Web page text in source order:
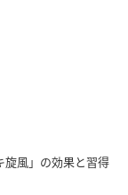
旋風」の効果と習得